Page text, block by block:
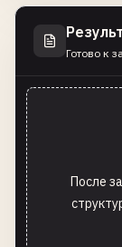
Готово к
После